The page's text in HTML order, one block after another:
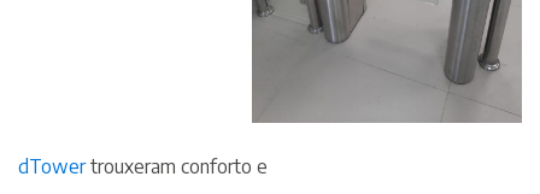
dTowertrouxeram conforto e